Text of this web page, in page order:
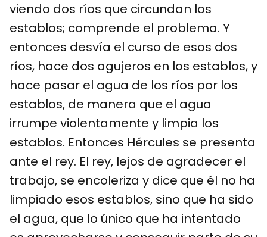
viendo dos ríos que circundan los
establos; comprende el problema. Y
entonces desvía el curso de esos dos
ríos, hace dos agujeros en los establos, y
hace pasar el agua de los ríos por los
establos, de manera que el agua
irrumpe violentamente y limpia los
establos. Entonces Hércules se presenta
ante el rey. El rey, lejos de agradecer el
trabajo, se encoleriza y dice que él no ha
limpiado esos establos, sino que ha sido
el agua, que lo único que ha intentado